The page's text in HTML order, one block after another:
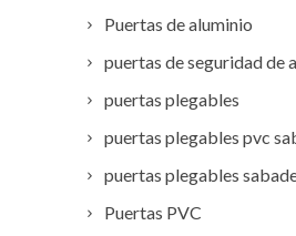
Puertas de aluminio
puertas de seguridad de
puertas plegables
puertas plegables pvc
puertas plegables
Puertas PVC